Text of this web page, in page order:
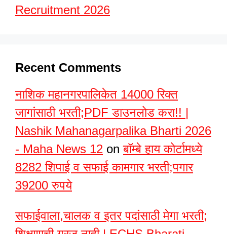
Recruitment 2026
Recent Comments
नाशिक महानगरपालिकेत 14000 रिक्त
जागांसाठी भरती;PDF डाउनलोड करा!! |
Nashik Mahanagarpalika Bharti 2026
- Maha News 12 onबॉम्बे हाय कोर्टामध्ये
8282 शिपाई व सफाई कामगार भरती;पगार
39200 रुपये
सफाईवाला,चालक व इतर पदांसाठी मेगा भरती;